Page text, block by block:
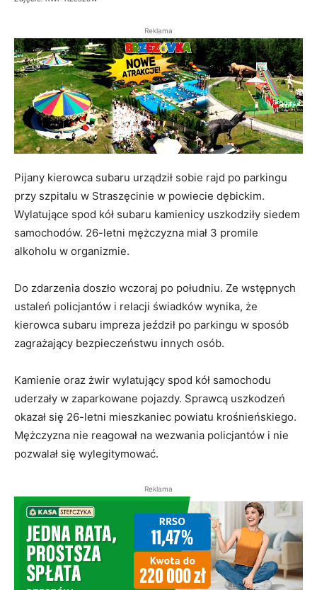
Reklama
Pijany kierowca subaru urządził sobie rajd po parkingu
przy szpitalu w Straszęcinie w powiecie dębickim.
Wylatujące spod kół subaru kamienicy uszkodziły siedem
samochodów. 26-letni mężczyzna miał 3 promile
alkoholu w organizmie.
Do zdarzenia doszło wczoraj po południu. Ze wstępnych
ustaleń policjantów i relacji świadków wynika, że
kierowca subaru impreza jeździł po parkingu w sposób
zagrażający bezpieczeństwu innych osób.
Kamienie oraz żwir wylatujący spod kół samochodu
uderzały w zaparkowane pojazdy. Sprawcą uszkodzeń
okazał się 26-letni mieszkaniec powiatu krośnieńskiego.
Mężczyzna nie reagował na wezwania policjantów i nie
pozwalał się wylegitymować.
Reklama